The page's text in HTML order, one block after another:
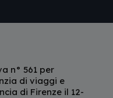
n° 561 per
di viaggi e
di Firenze il 12-